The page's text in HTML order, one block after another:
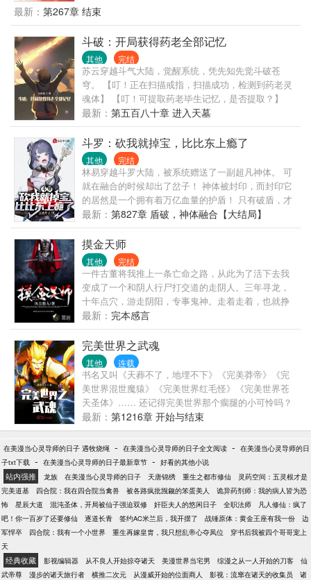
甄嬛传——年世兰（已完成?） 如懿传——富察琅嬅
（进行中） ……… 女主有系统有金手指但擅长演人和
躺平，有的故事可能会创原剧主角团，情节会穿插作
者私设，如介意可退出哦。 PS：女主大概率不会爱任
何人，但是她很能演！情节发展可能随着作者精神状
态一起发癫！以及各种奇怪的cp满天飞，什么都嗑只
会让我营养均衡！
最新： 第267章 结束
斗破：开局获得药老全部记忆
其他 完结
苏云穿越斗气大陆，觉醒系统，凭先知先觉斗破苍
穹。 【叮！正在扫描戒指，扫描成功，检测到药老灵
魂体】 【叮！可提取药老毕生记忆，是否提取？】
【叮！提取完毕！已放入系统仓库】 苏云大喜过望，
眼冒绿光，将罪恶的双手伸向斗气大陆 【叮！扫描到
一阶魔核，是否回收？】 【叮！扫描到伴生紫晶源，
是否回收？】 【叮！扫描到青莲地心火，是否回
收？】
最新： 第五百八十章 进入天墓
斗罗：砍我就掉宝，比比东上瘾了
其他 完结
林易穿越斗罗大陆，被系统赠送了一副超凡神体。 可
就在融合的时候却出了岔子！ 神体被封印，而封印它
的居然是一个拥有着万亿血量的护盾！ 只有破盾，才
能解锁神体。 无奈之下，林易走上了寻死之路，让斗
罗大陆上的各位强者为他刮盾。 而系统也做出保证，
会根据刮盾掉下来的血量产生奖励。 只要能产生奖
励，便会触发暴击，再额外赠送给林易一个更高品质
的奖励！ 受到的伤害越高，奖励才会越丰盛！ ……
比比东：“你真的一心寻死？” 林易：“真的，求姐姐用
力点！” 千仞雪：“我去，打你居然真的会掉宝？！” 林
易：“你伤害太低了，才触发紫色奖池，用点力的话触
发黑色奖池，红色奖池不是梦啊！” 尘心：“我就不信
我破不了林易的盾，从此以后我要每天都来杀他两
次！” 林易：“呸，我都懒得拆穿你，你明明是看中破
盾掉落下来的突破晶石！下贱！” …… 求求了，各位
能不能别刮痧了！我急着破盾啊！ 在线问，斗罗大陆
上的最强者是谁，就算神体解封不了，用伤害给我触
发一个金色奖池也行啊！
最新： 第827章 盾破，神体融合【大结局】
摸金天师
其他 完结
一件古董将我推上一条亡命之路，从此为了活下去我
变成了一个和阴人行尸打交道的走阴人。三年寻龙，
十年点穴，游走阴阳，专事鬼神。走着走着，也就挣
扎到了今天。
最新： 完本感言
完美世界之武魂
其他 连载
书名又叫《天葬不了，地埋不下》《完美莽帝》《完
美世界混世魔猿》《完美世界红毛怪》《完美世界苍
天圣体》…… 还记得完美世界那个瘸腿的小可怜吗？
（武魂来自，武墓与完美世界混世魔猿融合体） 他生
活在石族第二祖地，他是荒天帝石昊的替身。 他从小
到大处于雨族与武王殿森寒冷漠的目光下，哪怕是奴
仆下人都敢戏弄他。 伴随着照顾他的几个石族老人一
个个逝去，这个没有自己名字，吃不饱，穿不暖，不
懂得修行，天生体虚的小可怜该何去何从。 叮，恭喜
宿主献祭十年寿元，获得签到机会一次！ 叮，恭喜宿
主获得双生武魂，灵明圣猿，神秘影子。 叮，签到成
功，恭喜宿主获得血脉，荒古圣体……苍天霸血，这
是一个野蛮人，莽到底的故事，吾之躯，天难葬，地
难埋，不死不灭！ 【咳咳，书其实挺好看的，不好看
我把键盘给吞了。】 群号，606037106，人不多
最新： 第1216章 开始与结束
在美漫当心灵导师的日子 遇牧烧绳 - 在美漫当心灵导师的日子全文阅读 - 在美漫当心灵导师的日
子txt下载 - 在美漫当心灵导师的日子最新章节 - 好看的其他小说
站内强推 龙族 在美漫当心灵导师的日子 天唐锦绣 重生之都市修仙
灵药空间：五灵根才是
完美道基
四合院：我在四合院当禽兽 被各路疯批觊觎的笨蛋美人
诡异药剂师：我的病人皆为恐
怖
星辰大道 混沌圣体，开局被仙子强迫双修 奸臣夫人的悠闲日子 全职法师
凡人修仙：疯了
吧！你一百岁了还要修仙
逐道长青 签约AC米兰后，我开摆了 战锤原体：黄金王座有我一份
边
军悍卒
四合院：我有一个小世界 重生再嫁皇胄，我只想乱帝心夺凤位
穿书后我被四个哥哥宠上
天
经典收藏 影视编辑器 从不良人开始掠夺诸天 美漫世界当宅男 综漫之从一人开始的刀客
仙
武帝尊
漫步的诸天旅行者 横推二次元 从漫威开始的位面商人 影视：流窜在诸天的收集员
诸